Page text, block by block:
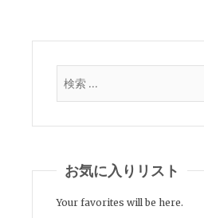
お気に入りリスト
Your favorites will be here.